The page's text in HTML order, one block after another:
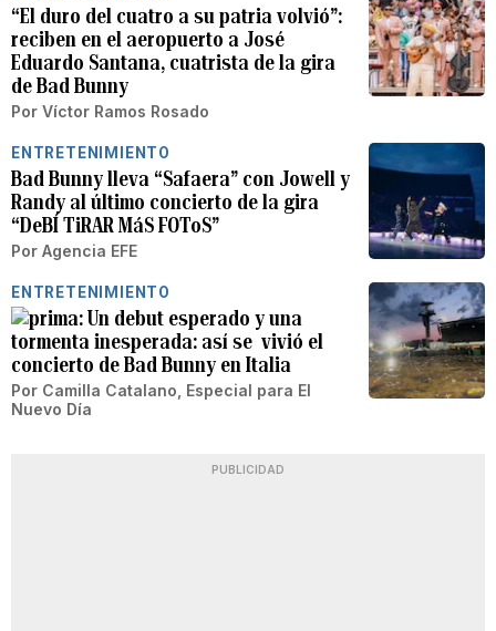
“El duro del cuatro a su patria volvió”:
reciben en el aeropuerto a José
Eduardo Santana, cuatrista de la gira
de Bad Bunny
Por Víctor Ramos Rosado
ENTRETENIMIENTO
Bad Bunny lleva “Safaera” con Jowell y
Randy al último concierto de la gira
“DeBÍ TiRAR MáS FOToS”
Por Agencia EFE
ENTRETENIMIENTO
Un debut esperado y una
tormenta inesperada: así se vivió el
concierto de Bad Bunny en Italia
Por Camilla Catalano, Especial para El
Nuevo Día
PUBLICIDAD